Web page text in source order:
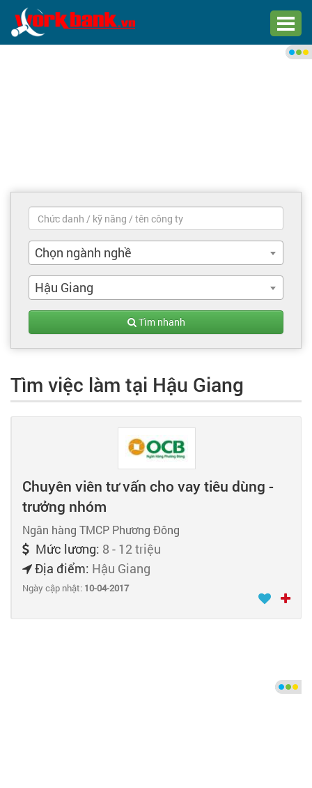
Việc làm mới nhất
Tìm việc làm
Tạo hồ sơ
Cẩm nang việc làm
Bạn cần tuyển người
Nhà tuyển dụng
Chọn ngành nghề
Hậu Giang
Tìm nhanh
Tìm việc làm tại Hậu Giang
Chuyên viên tư vấn cho vay tiêu dùng -
trưởng nhóm
Ngân hàng TMCP Phương Đông
Mức lương: 8 - 12 triệu
Địa điểm: Hậu Giang
Ngày cập nhật: 10-04-2017